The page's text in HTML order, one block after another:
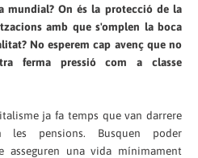
mundial? On és la protecció de la
amb que s'omplen la boca
No esperem cap avenç que no
ferma pressió com a classe
ja fa temps que van darrere
pensions. Busquen poder
asseguren una vida mínimament